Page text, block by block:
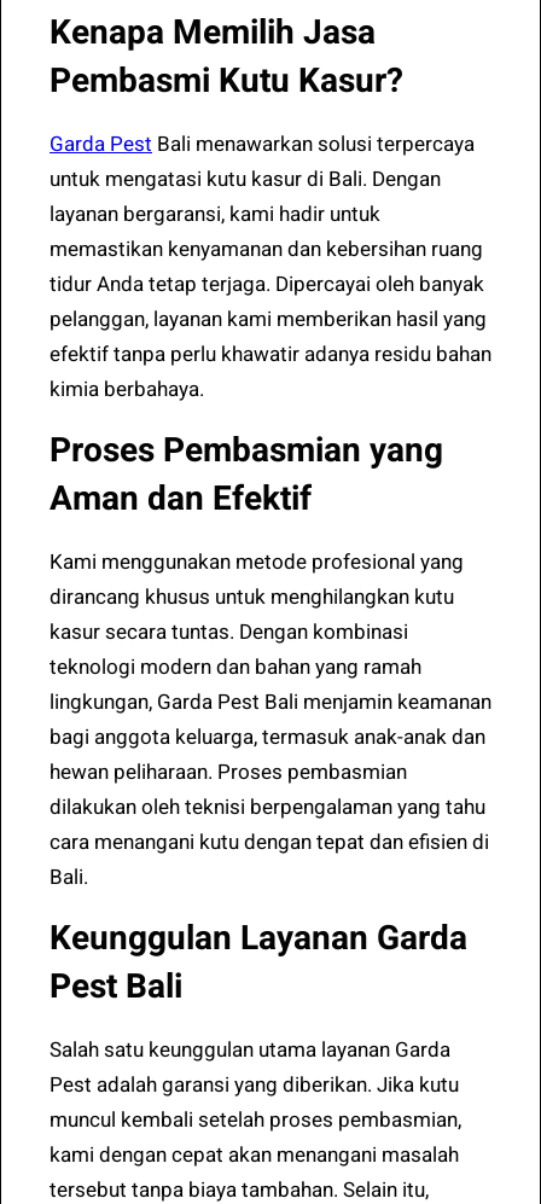
Kenapa Memilih Jasa
Pembasmi Kutu Kasur?
Garda Pest Bali menawarkan solusi terpercaya
untuk mengatasi kutu kasur di Bali. Dengan
layanan bergaransi, kami hadir untuk
memastikan kenyamanan dan kebersihan ruang
tidur Anda tetap terjaga. Dipercayai oleh banyak
pelanggan, layanan kami memberikan hasil yang
efektif tanpa perlu khawatir adanya residu bahan
kimia berbahaya.
Proses Pembasmian yang
Aman dan Efektif
Kami menggunakan metode profesional yang
dirancang khusus untuk menghilangkan kutu
kasur secara tuntas. Dengan kombinasi
teknologi modern dan bahan yang ramah
lingkungan, Garda Pest Bali menjamin keamanan
bagi anggota keluarga, termasuk anak-anak dan
hewan peliharaan. Proses pembasmian
dilakukan oleh teknisi berpengalaman yang tahu
cara menangani kutu dengan tepat dan efisien di
Bali.
Keunggulan Layanan Garda
Pest Bali
Salah satu keunggulan utama layanan Garda
Pest adalah garansi yang diberikan. Jika kutu
muncul kembali setelah proses pembasmian,
kami dengan cepat akan menangani masalah
tersebut tanpa biaya tambahan. Selain itu,